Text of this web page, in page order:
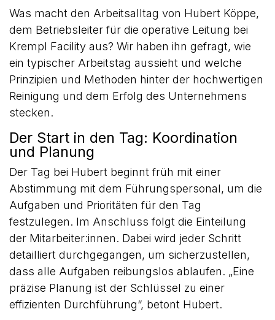
Was macht den Arbeitsalltag von Hubert Köppe,
dem Betriebsleiter für die operative Leitung bei
Krempl Facility aus? Wir haben ihn gefragt, wie
ein typischer Arbeitstag aussieht und welche
Prinzipien und Methoden hinter der hochwertigen
Reinigung und dem Erfolg des Unternehmens
stecken.
Der Start in den Tag: Koordination
und Planung
Der Tag bei Hubert beginnt früh mit einer
Abstimmung mit dem Führungspersonal, um die
Aufgaben und Prioritäten für den Tag
festzulegen. Im Anschluss folgt die Einteilung
der Mitarbeiter:innen. Dabei wird jeder Schritt
detailliert durchgegangen, um sicherzustellen,
dass alle Aufgaben reibungslos ablaufen. „Eine
präzise Planung ist der Schlüssel zu einer
effizienten Durchführung“, betont Hubert.